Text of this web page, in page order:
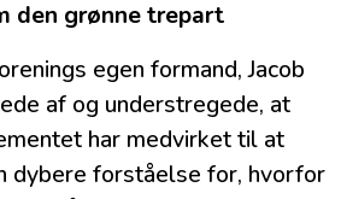
den grønne trepart
egen formand, Jacob
af og understregede, at
har medvirket til at
dybere forståelse for, hvorfor